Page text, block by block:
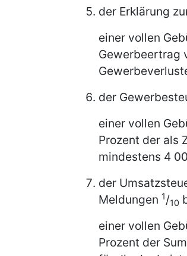
der Erklärung
einer vollen
Gewerbeertrag
der
einer vollen
Prozent der als
mindestens 4
der
Meldungen 1/10
einer vollen
Prozent der